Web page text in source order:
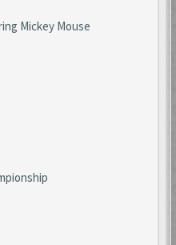
Mickey Mouse